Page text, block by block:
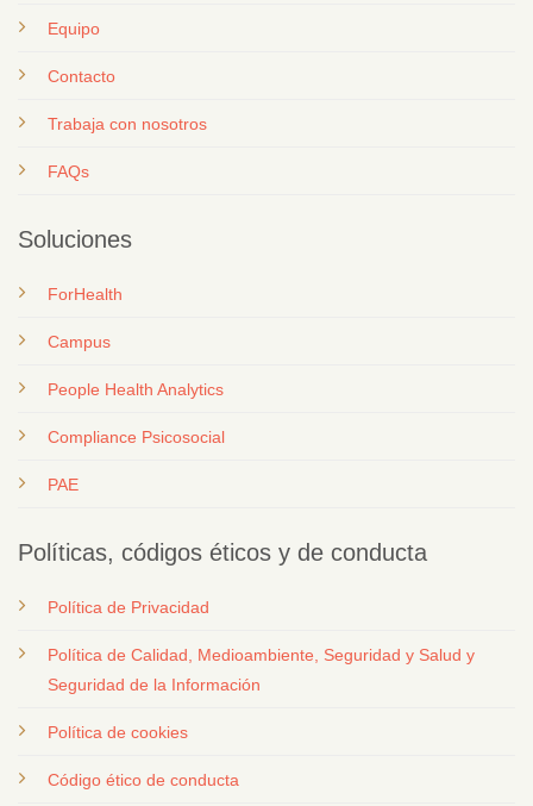
Equipo
Contacto
Trabaja con nosotros
FAQs
Soluciones
ForHealth
Campus
People Health Analytics
Compliance Psicosocial
PAE
Políticas, códigos éticos y de conducta
Política de Privacidad
Política de Calidad, Medioambiente, Seguridad y Salud y
Seguridad de la Información
Política de cookies
Código ético de conducta